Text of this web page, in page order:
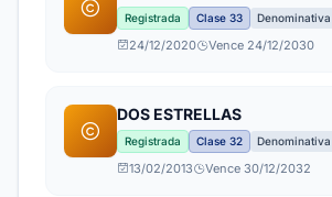
Registrada Clase 33 Denominativa
24/12/2020 Vence 24/12/2030
DOS ESTRELLAS
Registrada Clase 32 Denominativa
13/02/2013 Vence 30/12/2032